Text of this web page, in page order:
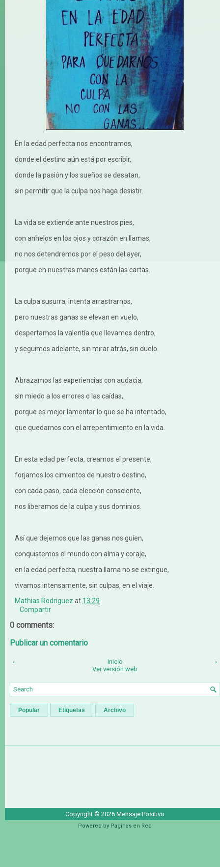
En la edad perfecta nos encontramos,
donde el destino aún está por escribir,
donde la pasión y los sueños se desatan,
sin permitir que la culpa nos haga desistir.
La vida se extiende ante nuestros pies,
con anhelos en los ojos y corazón en llamas,
no nos detendremos por el peso del ayer,
porque en nuestras manos están las cartas.
La culpa susurra, intenta arrastrarnos,
pero nuestras ganas se elevan en vuelo,
despertamos la valentía que llevamos dentro,
y seguimos adelante, sin mirar atrás, sin duelo.
Abrazamos las experiencias con audacia,
sin miedo a los errores o las caídas,
porque es mejor lamentar lo que se ha intentado,
que quedarnos con el arrepentimiento en la vida.
En esta edad perfecta, creamos el presente,
forjamos los cimientos de nuestro destino,
con cada paso, cada elección consciente,
nos liberamos de la culpa y sus dominios.
Así que dejemos que las ganas nos guíen,
conquistemos el mundo con alma y coraje,
en la edad perfecta, nuestra llama no se extingue,
vivamos intensamente, sin culpas, en el viaje.
Mathias Rodriguez at 13:29
Compartir
0 comments:
Publicar un comentario
‹ ›
Inicio
Ver versión web
Popular Etiquetas Archivo
Copyright © 2026 Mensaje Positivo
Powered by Paginas en Red